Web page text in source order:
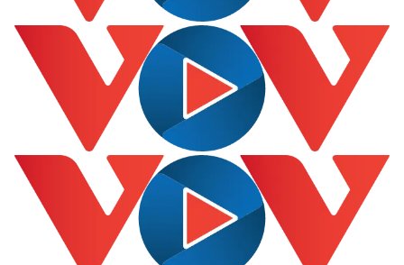
Thế giới
Quan sát
Cuộc sống đó đây
Multimedia
Video
Ảnh
E-Magazine